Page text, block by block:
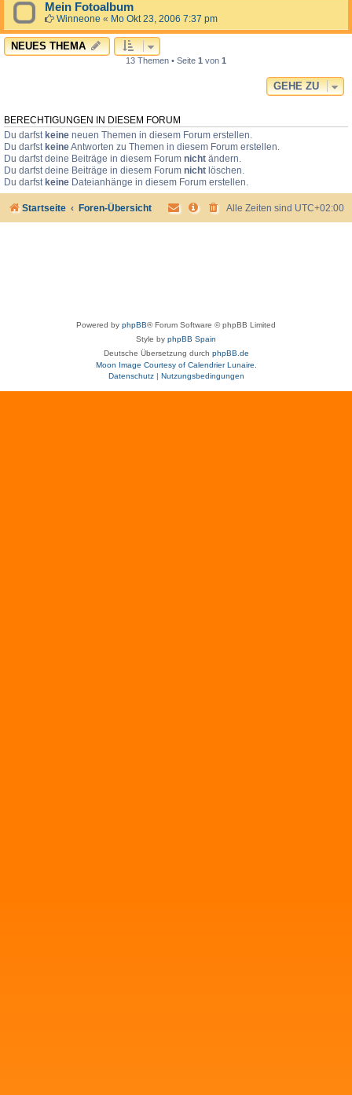
Mein Fotoalbum
Winneone « Mo Okt 23, 2006 7:37 pm
NEUES THEMA
13 Themen • Seite 1 von 1
GEHE ZU
BERECHTIGUNGEN IN DIESEM FORUM
Du darfst keine neuen Themen in diesem Forum erstellen.
Du darfst keineAntworten zu Themen in diesem Forum erstellen.
Du darfst deine Beiträge in diesem Forum nicht ändern.
Du darfst deine Beiträge in diesem Forum nicht löschen.
Du darfst keine Dateianhänge in diesem Forum erstellen.
Startseite Foren-Übersicht Alle Zeiten sind UTC+02:00
Powered by phpBB® Forum Software © phpBB Limited
Style by phpBB Spain
Deutsche Übersetzung durch phpBB.de
Moon Image Courtesy of Calendrier Lunaire.
Datenschutz| Nutzungsbedingungen